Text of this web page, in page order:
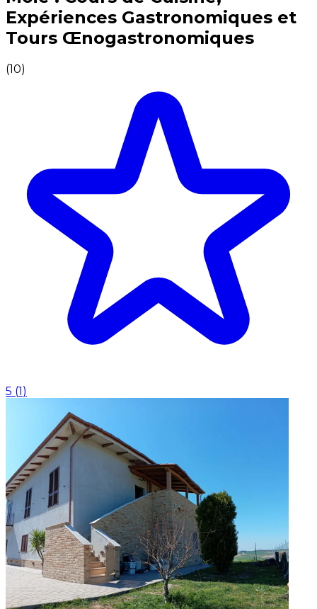
Expériences Gastronomiques et
Tours Œnogastronomiques
(10)
5 (1)